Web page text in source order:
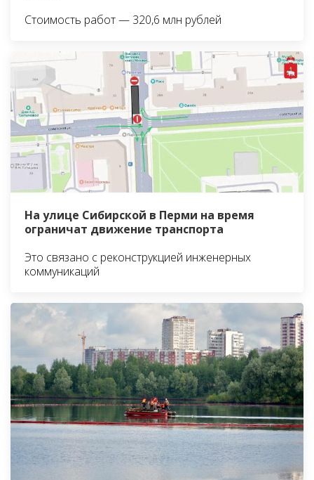
Стоимость работ — 320,6 млн рублей
На улице Сибирской в Перми на время
ограничат движение транспорта
Это связано с реконструкцией инженерных
коммуникаций